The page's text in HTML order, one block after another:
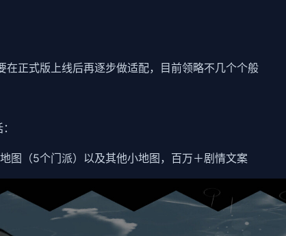
正式版上线后再逐步做适配，目前领略不几个个般
图（5个门派）以及其他小地图，百万＋剧情文案